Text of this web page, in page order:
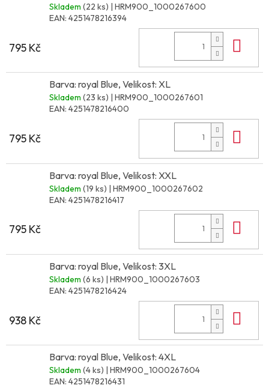
Skladem (22 ks) | HRM900_1000267600
EAN: 4251478216394
795 Kč
Barva: royal Blue, Velikost: XL
Skladem (23 ks) | HRM900_1000267601
EAN: 4251478216400
795 Kč
Barva: royal Blue, Velikost: XXL
Skladem (19 ks) | HRM900_1000267602
EAN: 4251478216417
795 Kč
Barva: royal Blue, Velikost: 3XL
Skladem (6 ks) | HRM900_1000267603
EAN: 4251478216424
938 Kč
Barva: royal Blue, Velikost: 4XL
Skladem (4 ks) | HRM900_1000267604
EAN: 4251478216431